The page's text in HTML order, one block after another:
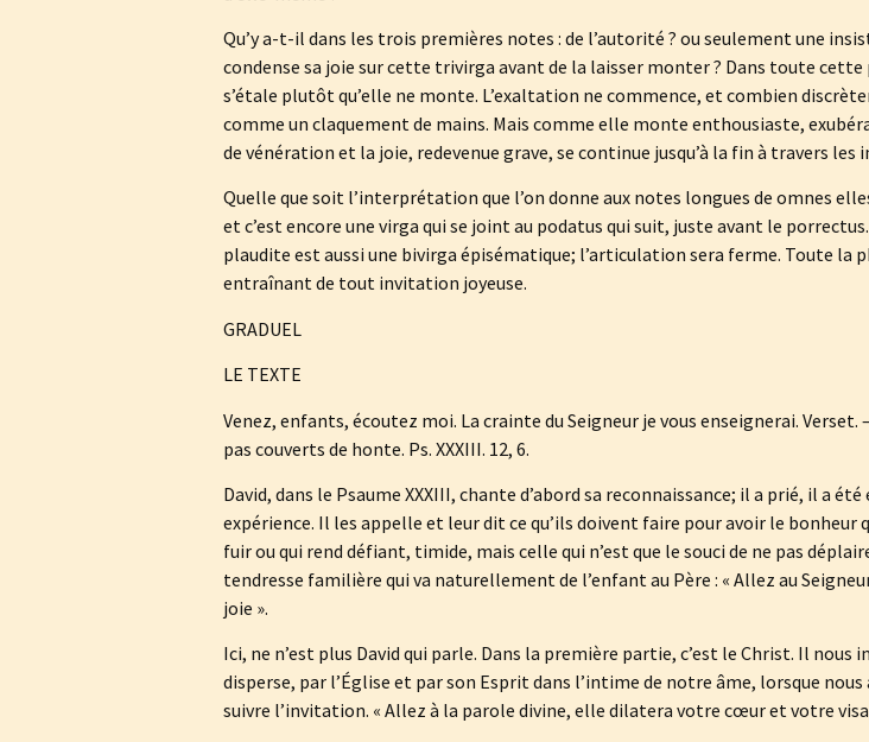
Qu’y a-t-il dans les trois premières notes : de l’autorité ? ou seulement une
condense sa joie sur cette trivirga avant de la laisser monter ? Dans toute
s’étale plutôt qu’elle ne monte. L’exaltation ne commence, et combien
comme un claquement de mains. Mais comme elle monte enthousiaste,
de vénération et la joie, redevenue grave, se continue jusqu’à la fin à travers les
Quelle que soit l’interprétation que l’on donne aux notes longues de omnes
et c’est encore une virga qui se joint au podatus qui suit, juste avant le
plaudite est aussi une bivirga épisématique; l’articulation sera ferme. Toute la
entraînant de tout invitation joyeuse.
GRADUEL
LE TEXTE
Venez, enfants, écoutez moi. La crainte du Seigneur je vous enseignerai.
pas couverts de honte. Ps. XXXIII. 12, 6.
David, dans le Psaume XXXIII, chante d’abord sa reconnaissance; il a prié, il a
expérience. Il les appelle et leur dit ce qu’ils doivent faire pour avoir le bonheur
fuir ou qui rend défiant, timide, mais celle qui n’est que le souci de ne pas
tendresse familière qui va naturellement de l’enfant au Père : « Allez au
joie ».
Ici, ne n’est plus David qui parle. Dans la première partie, c’est le Christ. Il nous
disperse, par l’Église et par son Esprit dans l’intime de notre âme, lorsque nous
suivre l’invitation. « Allez à la parole divine, elle dilatera votre cœur et votre